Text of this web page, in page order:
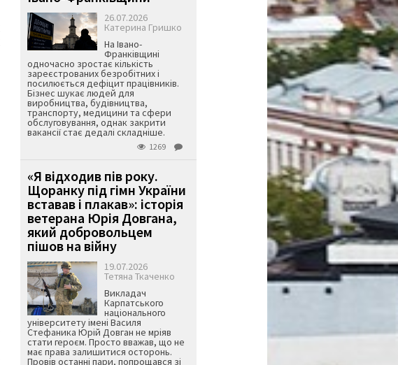
26.07.2026
Катерина Гришко
На Івано-
Франківщині
одночасно зростає кількість
зареєстрованих безробітних і
посилюється дефіцит працівників.
Бізнес шукає людей для
виробництва, будівництва,
транспорту, медицини та сфери
обслуговування, однак закрити
вакансії стає дедалі складніше.
1269
«Я відходив пів року.
Щоранку під гімн України
вставав і плакав»: історія
ветерана Юрія Довгана,
який добровольцем
пішов на війну
19.07.2026
Тетяна Ткаченко
Викладач
Карпатського
національного
університету імені Василя
Стефаника Юрій Довган не мріяв
стати героєм. Просто вважав, що не
має права залишитися осторонь.
Провів останні пари, попрощався зі